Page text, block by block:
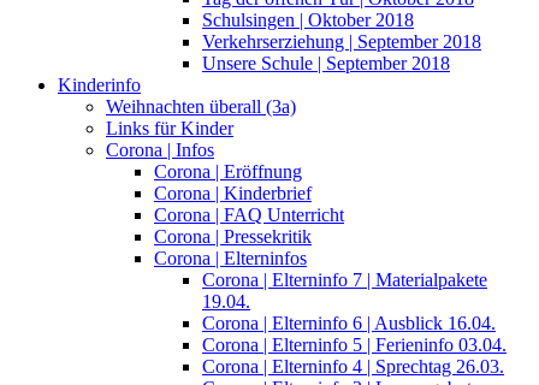
Schulsingen | Oktober 2018
Verkehrserziehung | September 2018
Unsere Schule | September 2018
Kinderinfo
Weihnachten überall (3a)
Links für Kinder
Corona | Infos
Corona | Eröffnung
Corona | Kinderbrief
Corona | FAQ Unterricht
Corona | Pressekritik
Corona | Elterninfos
Corona | Elterninfo 7 | Materialpakete
19.04.
Corona | Elterninfo 6 | Ausblick 16.04.
Corona | Elterninfo 5 | Ferieninfo 03.04.
Corona | Elterninfo 4 | Sprechtag 26.03.